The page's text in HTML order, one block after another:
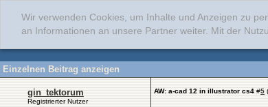
Wir verwenden Cookies, um Inhalte und Anzeigen zu
an Informationen an unsere Partner weiter. Mit der
Einzelnen Beitrag anzeigen
gin_tektorum
Registrierter Nutzer
AW: a-cad 12 in illustrator cs4 #5 (